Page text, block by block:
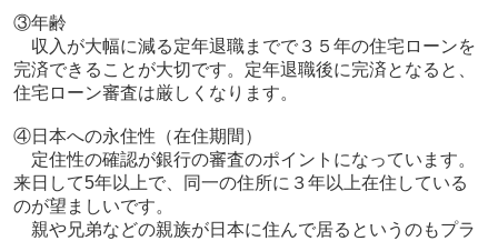
③年齢
収入が大幅に減る定年退職までで３５年の住宅ローンを
完済できることが大切です。定年退職後に完済となると、
住宅ローン審査は厳しくなります。
④日本への永住性（在住期間）
定住性の確認が銀行の審査のポイントになっています。
来日して5年以上で、同一の住所に３年以上在住している
のが望ましいです。
親や兄弟などの親族が日本に住んで居るというのもプラ